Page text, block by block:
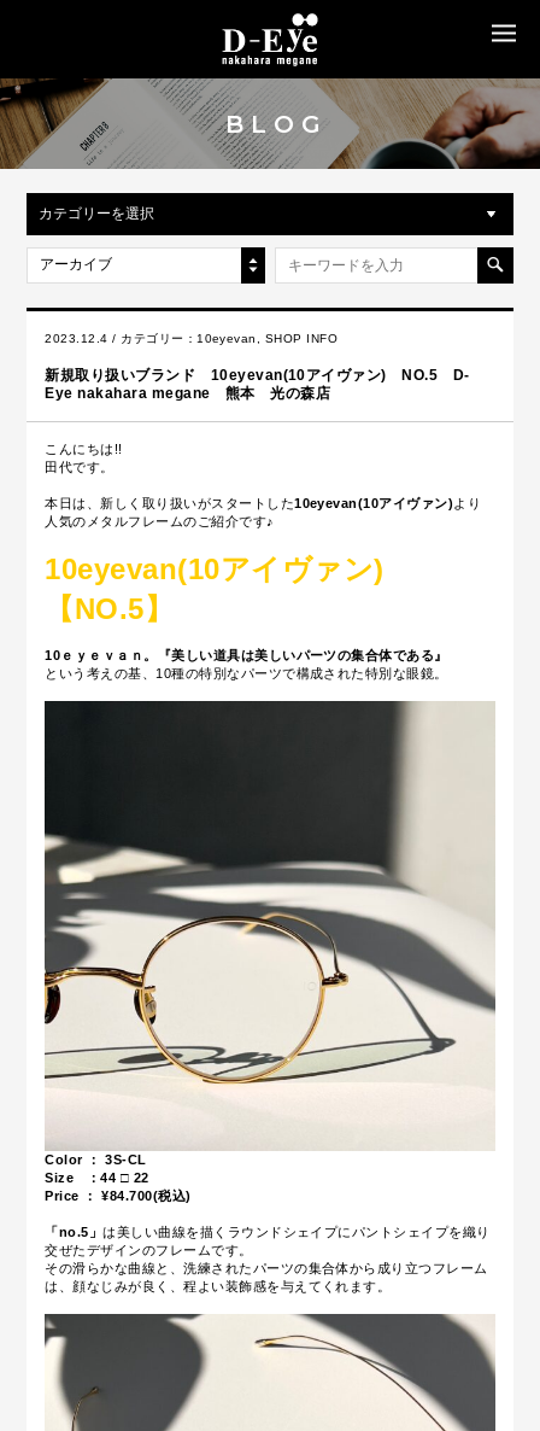
BLOG
カテゴリーを選択
アーカイブ
2023.12.4 / カテゴリー： 10eyevan SHOP INFO
新規取り扱いブランド 10eyevan(10アイヴァン) NO.5 D-
Eye nakahara megane 熊本 光の森店
こんにちは!!
田代です。
本日は、新しく取り扱いがスタートした10eyevan(10アイヴァン) より
人気のメタルフレームのご紹介です♪
10eyevan(10アイヴァン)
【NO.5】
10ｅｙｅｖａｎ。『美しい道具は美しいパーツの集合体である 』
という考えの基、10種の特別なパーツで構成された特別な眼鏡。
Color ： 3S-CL
Size ：44 □ 22
Price ： ¥84.700(税込)
「no.5」は美しい曲線を描くラウンドシェイプにパントシェイプを織り
交ぜたデザインのフレームです。
その滑らかな曲線と、洗練されたパーツの集合体から成り立つフレーム
は、顔なじみが良く、程よい装飾感を与えてくれます。